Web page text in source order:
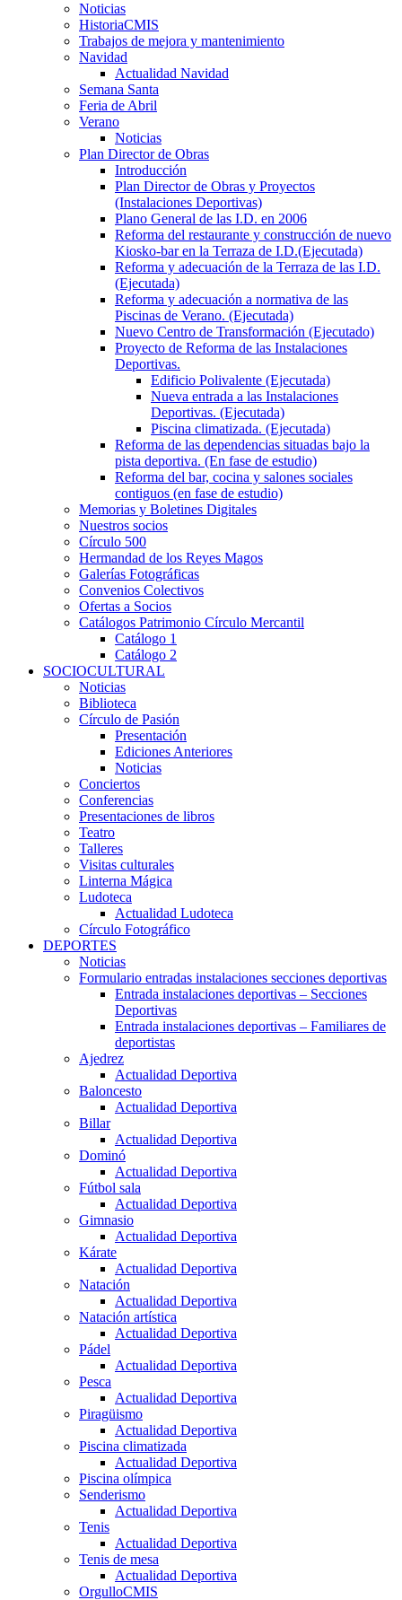
Noticias
HistoriaCMIS
Trabajos de mejora y mantenimiento
Navidad
Actualidad Navidad
Semana Santa
Feria de Abril
Verano
Noticias
Plan Director de Obras
Introducción
Plan Director de Obras y Proyectos
(Instalaciones Deportivas)
Plano General de las I.D. en 2006
Reforma del restaurante y construcción de nuevo
Kiosko-bar en la Terraza de I.D.(Ejecutada)
Reforma y adecuación de la Terraza de las I.D.
(Ejecutada)
Reforma y adecuación a normativa de las
Piscinas de Verano. (Ejecutada)
Nuevo Centro de Transformación (Ejecutado)
Proyecto de Reforma de las Instalaciones
Deportivas.
Edificio Polivalente (Ejecutada)
Nueva entrada a las Instalaciones
Deportivas. (Ejecutada)
Piscina climatizada. (Ejecutada)
Reforma de las dependencias situadas bajo la
pista deportiva. (En fase de estudio)
Reforma del bar, cocina y salones sociales
contiguos (en fase de estudio)
Memorias y Boletines Digitales
Nuestros socios
Círculo 500
Hermandad de los Reyes Magos
Galerías Fotográficas
Convenios Colectivos
Ofertas a Socios
Catálogos Patrimonio Círculo Mercantil
Catálogo 1
Catálogo 2
SOCIOCULTURAL
Noticias
Biblioteca
Círculo de Pasión
Presentación
Ediciones Anteriores
Noticias
Conciertos
Conferencias
Presentaciones de libros
Teatro
Talleres
Visitas culturales
Linterna Mágica
Ludoteca
Actualidad Ludoteca
Círculo Fotográfico
DEPORTES
Noticias
Formulario entradas instalaciones secciones deportivas
Entrada instalaciones deportivas – Secciones
Deportivas
Entrada instalaciones deportivas – Familiares de
deportistas
Ajedrez
Actualidad Deportiva
Baloncesto
Actualidad Deportiva
Billar
Actualidad Deportiva
Dominó
Actualidad Deportiva
Fútbol sala
Actualidad Deportiva
Gimnasio
Actualidad Deportiva
Kárate
Actualidad Deportiva
Natación
Actualidad Deportiva
Natación artística
Actualidad Deportiva
Pádel
Actualidad Deportiva
Pesca
Actualidad Deportiva
Piragüismo
Actualidad Deportiva
Piscina climatizada
Actualidad Deportiva
Piscina olímpica
Senderismo
Actualidad Deportiva
Tenis
Actualidad Deportiva
Tenis de mesa
Actualidad Deportiva
OrgulloCMIS